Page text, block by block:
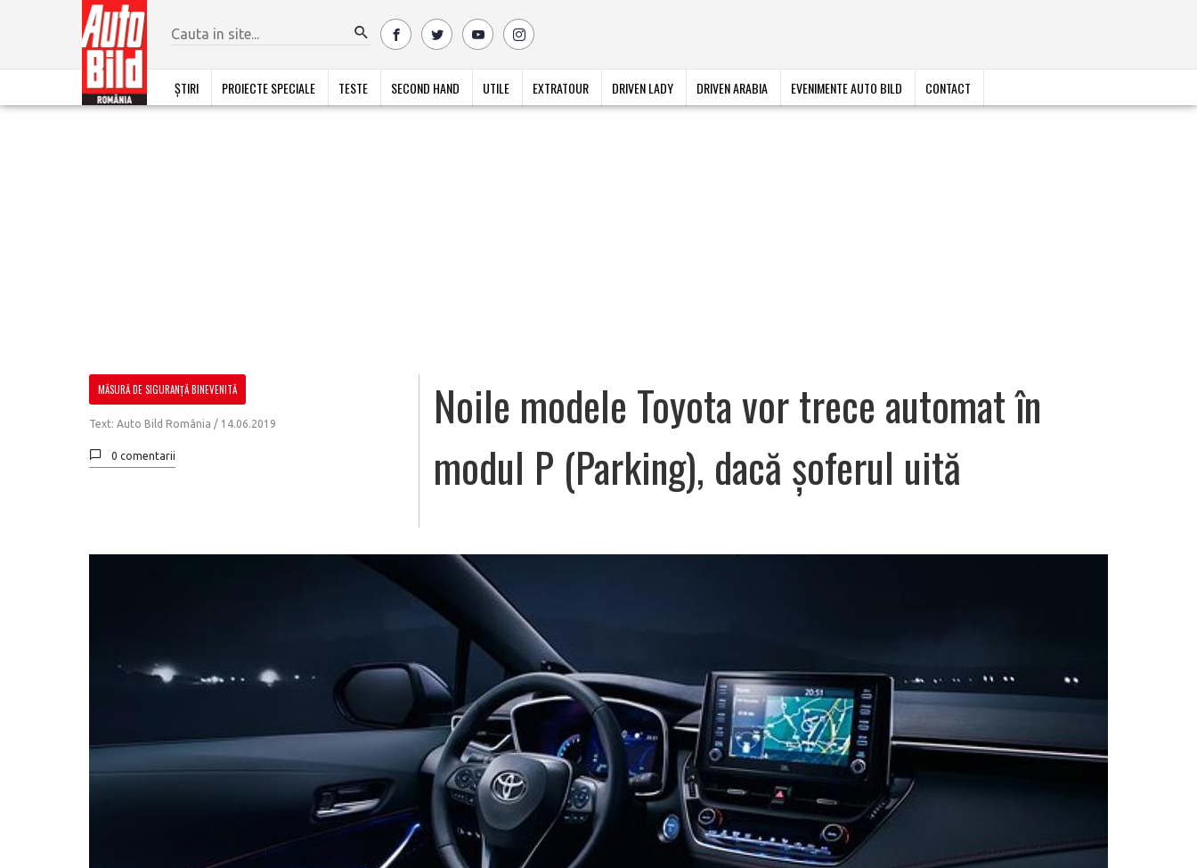
ȘTIRI PROIECTE SPECIALE TESTE SECOND HAND UTILE EXTRATOUR DRIVEN LADY DRIVEN ARABIA EVENIMENTE AUTO BILD CONTACT
MĂSURĂ DE SIGURANȚĂ BINEVENITĂ
Text: Auto Bild România / 14.06.2019
0 comentarii
Noile modele Toyota vor trece automat în
modul P (Parking), dacă șoferul uită